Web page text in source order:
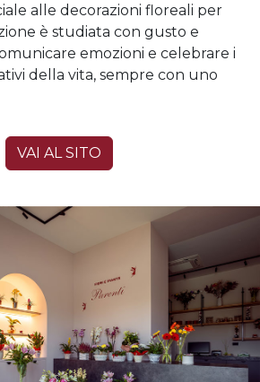
alle decorazioni floreali per
è studiata con gusto e
emozioni e celebrare i
della vita, sempre con uno
VAI AL SITO